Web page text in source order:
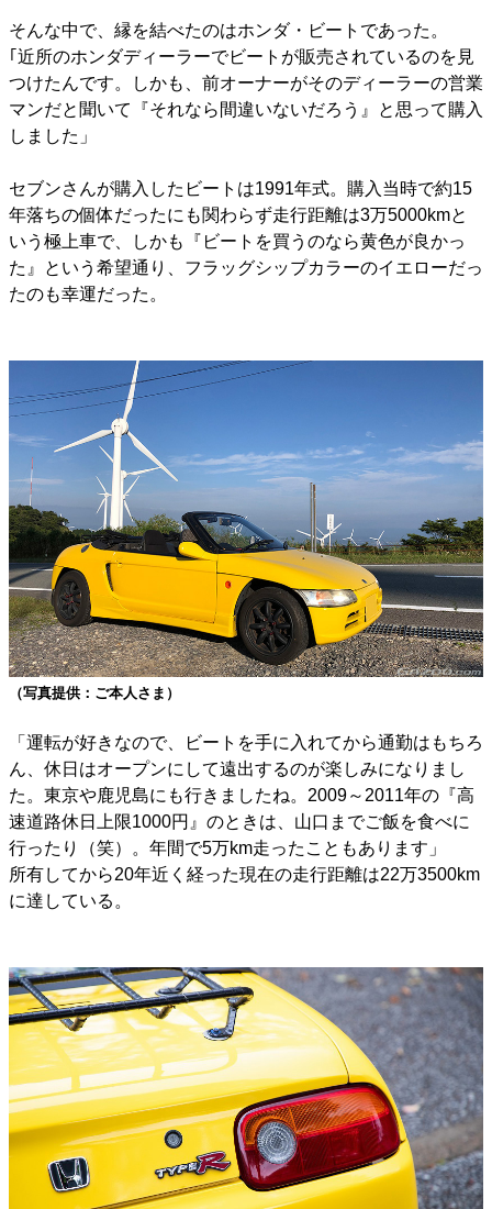
そんな中で、縁を結べたのはホンダ・ビートであった。
｢近所のホンダディーラーでビートが販売されているのを見
つけたんです。しかも、前オーナーがそのディーラーの営業
マンだと聞いて『それなら間違いないだろう』と思って購入
しました」
セブンさんが購入したビートは1991年式。購入当時で約15
年落ちの個体だったにも関わらず走行距離は3万5000kmと
いう極上車で、しかも『ビートを買うのなら黄色が良かっ
た』という希望通り、フラッグシップカラーのイエローだっ
たのも幸運だった。
（写真提供：ご本人さま）
「運転が好きなので、ビートを手に入れてから通勤はもちろ
ん、休日はオープンにして遠出するのが楽しみになりまし
た。東京や鹿児島にも行きましたね。2009～2011年の『高
速道路休日上限1000円』のときは、山口までご飯を食べに
行ったり（笑）。年間で5万km走ったこともあります」
所有してから20年近く経った現在の走行距離は22万3500km
に達している。